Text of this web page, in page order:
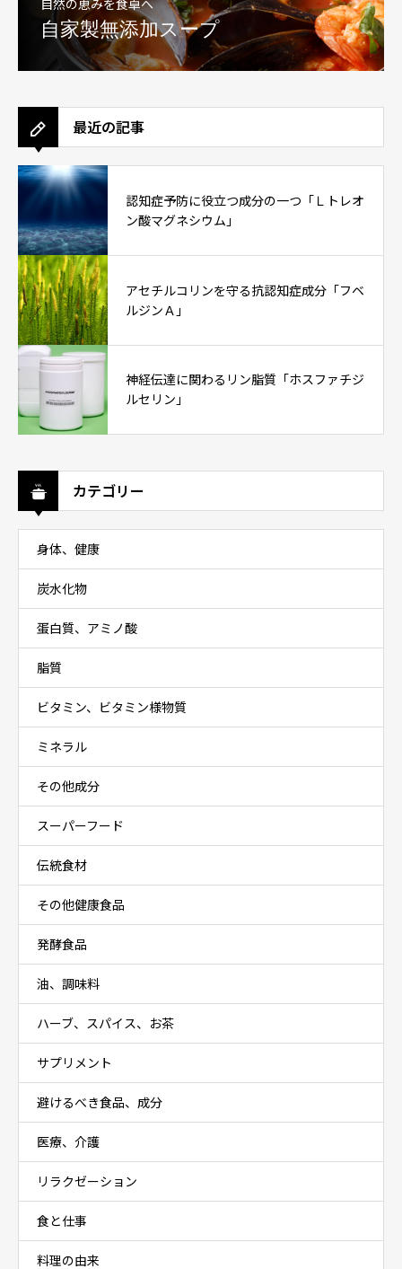
自然の恵みを食卓へ
自家製無添加スープ
最近の記事
認知症予防に役立つ成分の一つ「Ｌトレオ
ン酸マグネシウム」
アセチルコリンを守る抗認知症成分「フベ
ルジンＡ」
神経伝達に関わるリン脂質「ホスファチジ
ルセリン」
カテゴリー
身体、健康
炭水化物
蛋白質、アミノ酸
脂質
ビタミン、ビタミン様物質
ミネラル
その他成分
スーパーフード
伝統食材
その他健康食品
発酵食品
油、調味料
ハーブ、スパイス、お茶
サプリメント
避けるべき食品、成分
医療、介護
リラクゼーション
食と仕事
料理の由来